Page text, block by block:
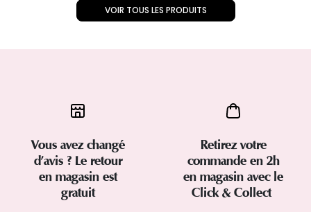
VOIR TOUS LES PRODUITS
Vous avez changé
d’avis ? Le retour
en magasin est
gratuit
Retirez votre
commande en 2h
en magasin avec le
Click & Collect